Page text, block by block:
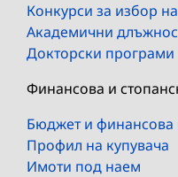
Конкурси за избор
Академични
Докторски програми
Финансова и
Бюджет и
Профил на купувача
Имоти под наем